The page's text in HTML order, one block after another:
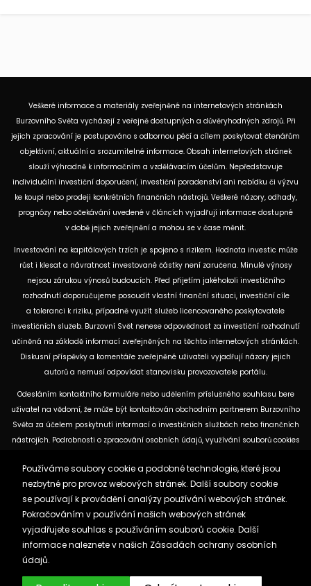
Veškeré informace a materiály zveřejněné na internetových stránkách
Burzovního Světa vycházejí z veřejně dostupných a důvěryhodných zdrojů. Při
jejich zpracování je postupováno s odbornou péčí a cílem poskytovat čtenářům
objektivní, aktuální a srozumitelné informace. Obsah internetových stránek
slouží výhradně k informačním a vzdělávacím účelům. Nepředstavuje
individuální investiční doporučení, investiční poradenství ani nabídku či výzvu
ke koupi nebo prodeji konkrétních finančních nástrojů. Veškeré názory, odhady,
prognózy nebo očekávání uvedené v článcích vyjadřují informace dostupné
v době jejich zveřejnění a mohou se v čase měnit.
Investování na kapitálových trzích je spojeno s rizikem. Hodnota investic může
růst i klesat a návratnost investované částky není zaručena. Minulé výnosy
nejsou zárukou výnosů budoucích. Před přijetím jakéhokoli investičního
rozhodnutí doporučujeme posoudit vlastní finanční situaci, investiční cíle
a toleranci k riziku, případně využít služeb licencovaného poskytovatele
investičních služeb. Burzovní Svět nenese odpovědnost za investiční rozhodnutí
učiněná na základě informací zveřejněných na těchto internetových stránkách.
Diskusní příspěvky a komentáře zveřejněné uživateli vyjadřují názory jejich
autorů a nemusí odpovídat stanovisku provozovatele portálu.
Odesláním kontaktního formuláře nebo udělením příslušného souhlasu bere
uživatel na vědomí, že může být kontaktován obchodním partnerem Burzovního
Světa za účelem poskytnutí informací o investičních službách nebo finančních
nástrojích. Podrobnosti o zpracování osobních údajů, využívání souborů cookies
dostupných na těchto internetových stránkách. U jednotlivých článků mohou
být uvedeny informace o použitých zdrojích, datu původní analýzy nebo datu,
ke kterému se vztahují uvedené tržní údaje.
Zásady ochrany osobních údajů a cookies
Reklama
Burzovnisvet.cz © 2026
Používáme soubory cookie a podobné technologie, které jsou
nezbytné pro provoz webových stránek. Další soubory cookie
se používají k provádění analýzy používání webových stránek.
Pokračováním v používání našich webových stránek
vyjadřujete souhlas s používáním souborů cookie. Další
informace naleznete v našich Zásadách ochrany osobních
údajů.